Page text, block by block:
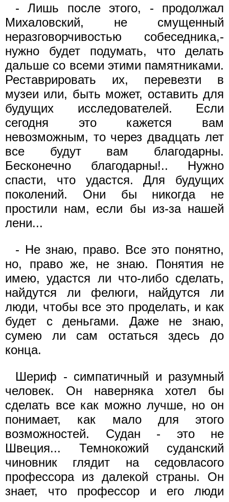
- Лишь после этого, - продолжал
Михаловский, не смущенный
неразговорчивостью собеседника,-
нужно будет подумать, что делать
дальше со всеми этими памятниками.
Реставрировать их, перевезти в
музеи или, быть может, оставить для
будущих исследователей. Если
сегодня это кажется вам
невозможным, то через двадцать лет
все будут вам благодарны.
Бесконечно благодарны!.. Нужно
спасти, что удастся. Для будущих
поколений. Они бы никогда не
простили нам, если бы из-за нашей
лени...
- Не знаю, право. Все это понятно,
но, право же, не знаю. Понятия не
имею, удастся ли что-либо сделать,
найдутся ли фелюги, найдутся ли
люди, чтобы все это проделать, и как
будет с деньгами. Даже не знаю,
сумею ли сам остаться здесь до
конца.
Шериф - симпатичный и разумный
человек. Он наверняка хотел бы
сделать все как можно лучше, но он
понимает, как мало для этого
возможностей. Судан - это не
Швеция... Темнокожий суданский
чиновник глядит на седовласого
профессора из далекой страны. Он
знает, что профессор и его люди